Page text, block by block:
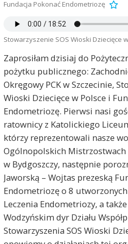
Fundacja Pokonać Endometriozę
Stowarzyszenie SOS Wioski Dziecięce
Zaprosiłam dzisiaj do
pożytku publicznego:
Okręgowy PCK w Szczecinie,
Wioski Dziecięce w Polsce i
Endometriozę. Pierwsi nasi
ratownicy z Katolickiego
którzy reprezentowali nasze
Ogólnopolskich Mistrzostwach
w Bydgoszczy, następnie
Jaworską – Wojtas prezeską
Endometriozę o 8
Leczenia Endometriozy, a
Wodzyńskim dyr Działu
Stowarzyszenia SOS Wioski